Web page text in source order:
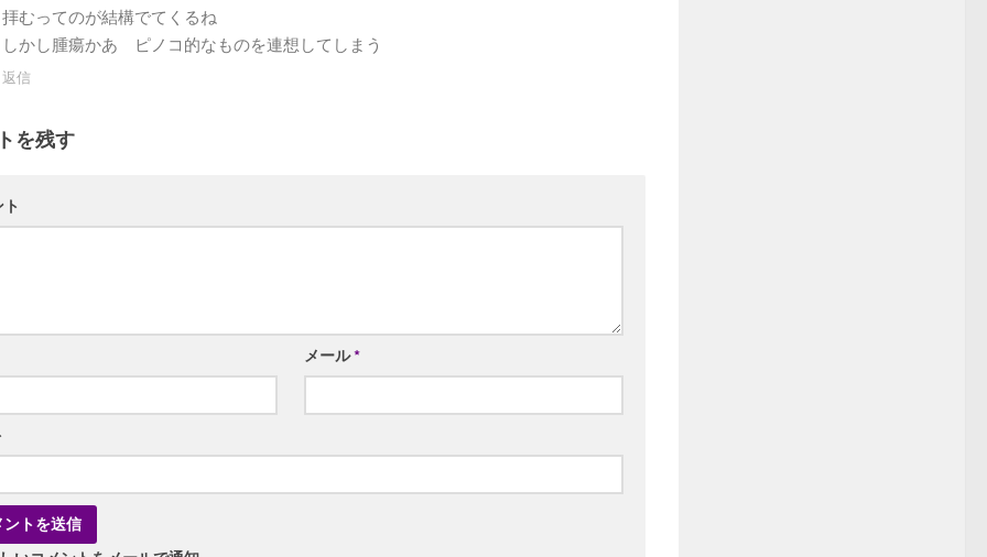
拝むってのが結構でてくるね
しかし腫瘍かあ ピノコ的なものを連想してしまう
返信
を残す
メール*